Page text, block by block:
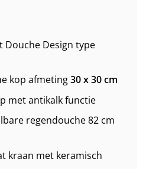
Douche Design type
kop afmeting30 x 30 cm
met antikalk functie
regendouche 82 cm
kraan met keramisch